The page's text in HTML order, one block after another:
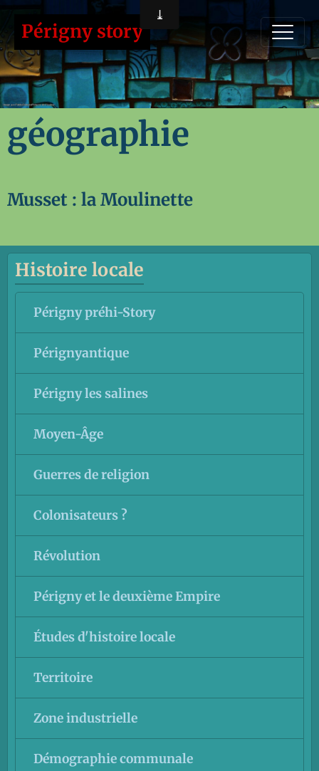
Périgny story
géographie
Musset : la Moulinette
Histoire locale
Périgny préhi-Story
Pérignyantique
Périgny les salines
Moyen-Âge
Guerres de religion
Colonisateurs ?
Révolution
Périgny et le deuxième Empire
Études d'histoire locale
Territoire
Zone industrielle
Démographie communale